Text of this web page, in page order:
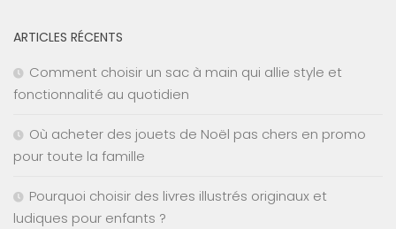
ARTICLES RÉCENTS
Comment choisir un sac à main qui allie style et
fonctionnalité au quotidien
Où acheter des jouets de Noël pas chers en promo
pour toute la famille
Pourquoi choisir des livres illustrés originaux et
ludiques pour enfants ?